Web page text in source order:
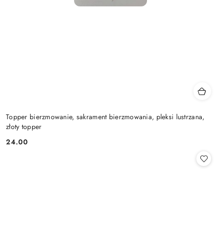
Topper bierzmowanie, sakrament bierzmowania, pleksi lustrzana,
złoty topper
Cena:
24.00